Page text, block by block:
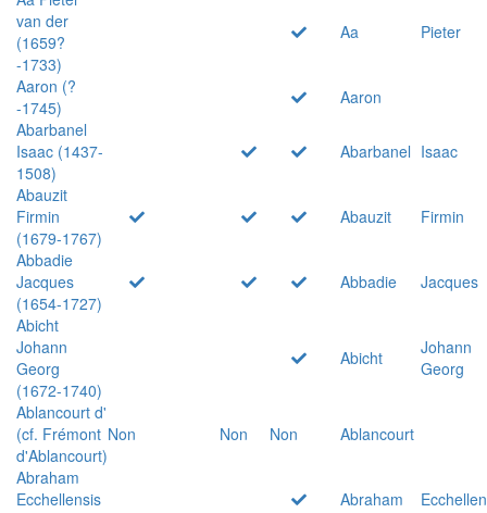
van der
(1659?
-1733)
Aa Pieter
Aaron (?
-1745)
Aaron
Abarbanel
Isaac (1437-
1508)
Abarbanel Isaac
Abauzit
Firmin
(1679-1767)
Abauzit
Firmin
Abbadie
Jacques
(1654-1727)
Abbadie
Jacques
Abicht
Johann
Georg
(1672-1740)
Abicht
Johann
Georg
Ablancourt d'
(cf. Frémont
d'Ablancourt)
Non Non Non
Ablancourt
Abraham
Ecchellensis
Abraham